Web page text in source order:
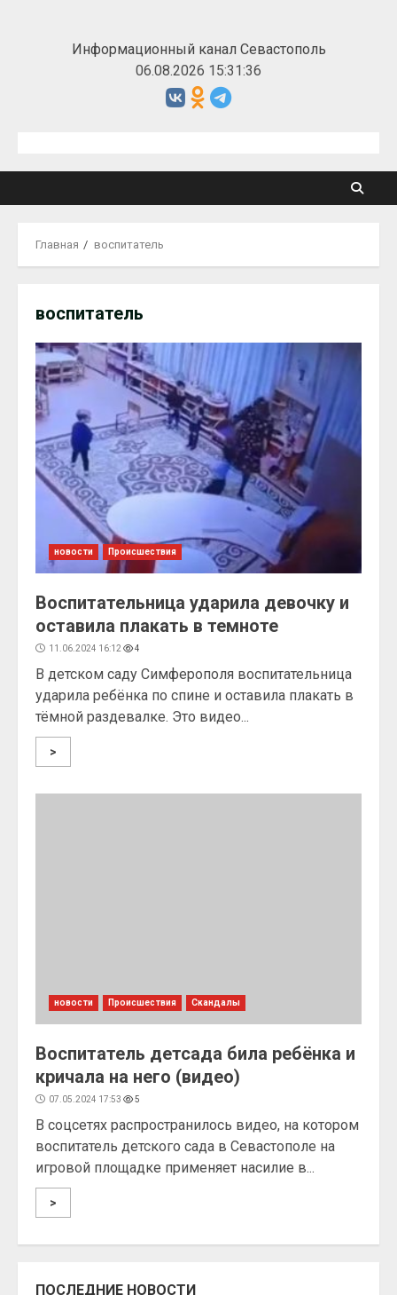
содержимомуИнформационный канал Севастополь
06.08.2026 15:31:36
Главная воспитатель
воспитатель
новости Происшествия
Воспитательница ударила девочку и
оставила плакать в темноте
11.06.2024 16:12 4
В детском саду Симферополя воспитательница
ударила ребёнка по спине и оставила плакать в
тёмной раздевалке. Это видео...
>
новости Происшествия Скандалы
Воспитатель детсада била ребёнка и
кричала на него (видео)
07.05.2024 17:53 5
В соцсетях распространилось видео, на котором
воспитатель детского сада в Севастополе на
игровой площадке применяет насилие в...
>
ПОСЛЕДНИЕ НОВОСТИ